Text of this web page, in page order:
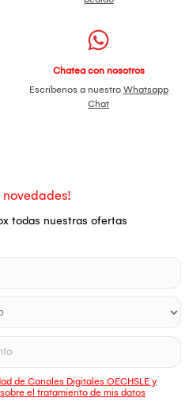
Chatea con nosotros
Escríbenos a nuestro Whatsapp
Chat
novedades!
todas nuestras ofertas
de Canales Digitales OECHSLE y
el tratamiento de mis datos